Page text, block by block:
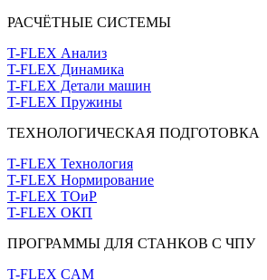
РАСЧЁТНЫЕ СИСТЕМЫ
T-FLEX Анализ
T-FLEX Динамика
T-FLEX Детали машин
T-FLEX Пружины
ТЕХНОЛОГИЧЕСКАЯ ПОДГОТОВКА
T-FLEX Технология
T-FLEX Нормирование
T-FLEX ТОиР
T-FLEX ОКП
ПРОГРАММЫ ДЛЯ СТАНКОВ С ЧПУ
T-FLEX CAM